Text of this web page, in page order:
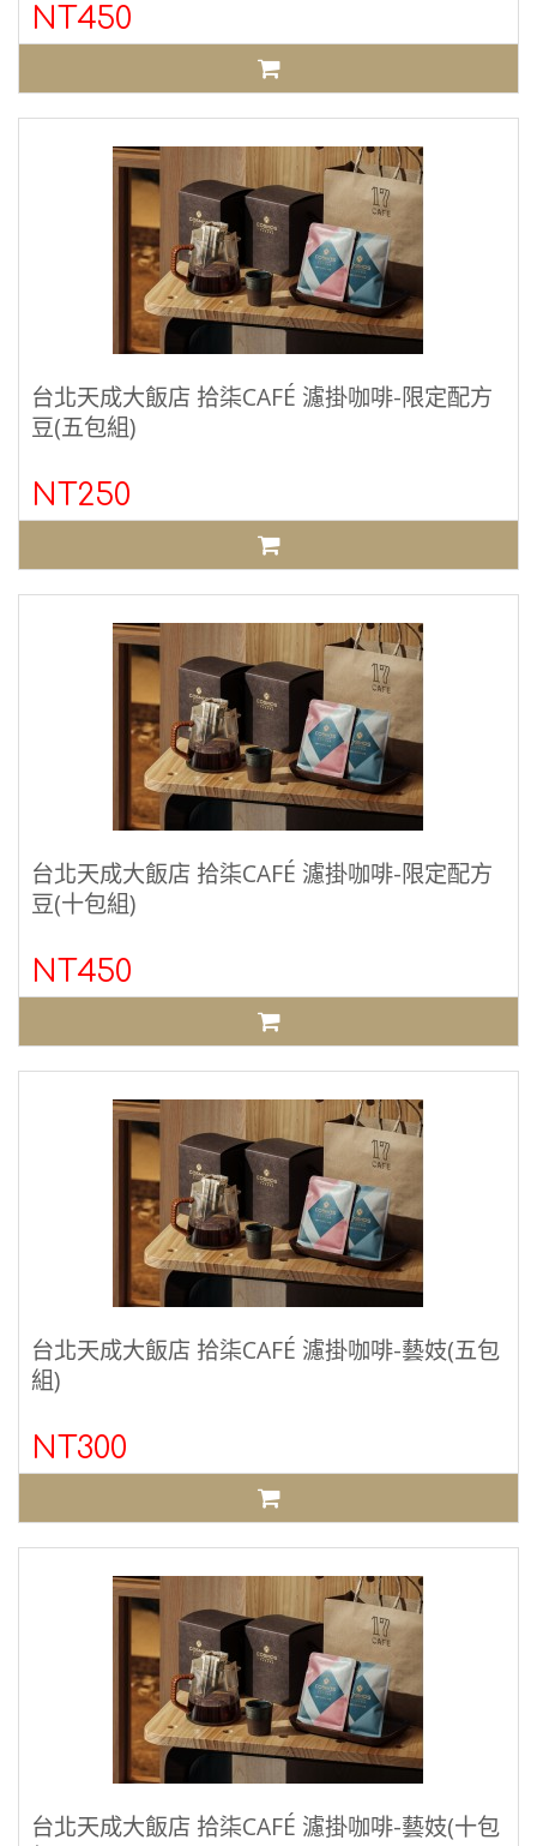
NT450
台北天成大飯店 拾柒CAFÉ 濾掛咖啡-限定配方
豆(五包組)
NT250
台北天成大飯店 拾柒CAFÉ 濾掛咖啡-限定配方
豆(十包組)
NT450
台北天成大飯店 拾柒CAFÉ 濾掛咖啡-藝妓(五包
組)
NT300
台北天成大飯店 拾柒CAFÉ 濾掛咖啡-藝妓(十包